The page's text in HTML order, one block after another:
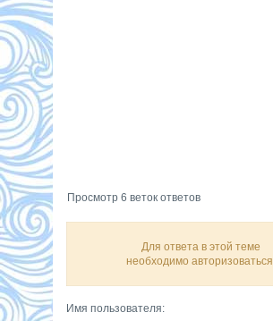
Просмотр 6 веток ответов
Для ответа в этой теме
необходимо авторизоваться.
Имя пользователя: